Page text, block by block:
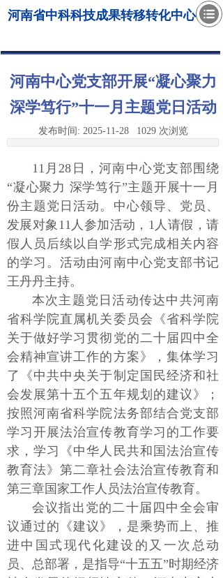
河南省中科科技成果转移转化中心
河南中心党支部开展“凝心聚力
深学笃行”十一月主题党日活动
发布时间: 2025-11-28 1029 次浏览
11月28日，河南中心党支部围绕
“凝心聚力 深学笃行”主题开展十一月
份主题党日活动。中心领导、党员、
发展对象11人参加活动，1人请假，请
假人员后续以自学形式完成相关内容
的学习。活动由河南中心党支部书记
王丹丹主持。
本次主题党日活动传达中共河南
省科学院直属机关委员会《省科学院
关于做好学习贯彻党的二十届四中全
会精神宣讲工作的方案》，集体学习
了《中共中央关于制定国民经济和社
会发展第十五个五年规划的建议》；
按照河南省科学院法务部结合党支部
学习开展法治宣传教育学习的工作要
求，学习《中华人民共和国法治宣传
教育法》第二章社会法治宣传教育和
第三章国家工作人员法治宣传教育。
会议指出党的二十届四中全会审
议通过的《建议》，是乘势而上、推
进中国式现代化建设的又一次总动
员、总部署，是指导“十五五”时期经济